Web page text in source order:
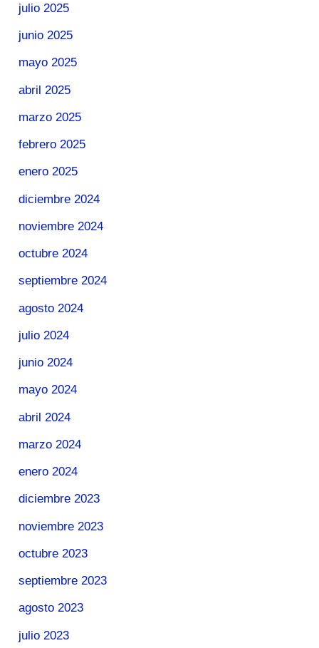
julio 2025
junio 2025
mayo 2025
abril 2025
marzo 2025
febrero 2025
enero 2025
diciembre 2024
noviembre 2024
octubre 2024
septiembre 2024
agosto 2024
julio 2024
junio 2024
mayo 2024
abril 2024
marzo 2024
enero 2024
diciembre 2023
noviembre 2023
octubre 2023
septiembre 2023
agosto 2023
julio 2023